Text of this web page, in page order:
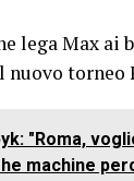
lega Max ai
nuovo
"Roma,
machine